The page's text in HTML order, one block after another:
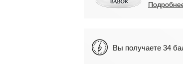
Вы получаете 34